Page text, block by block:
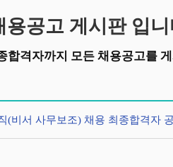
용공고 게시판 입니
합격자까지 모든 채용공고를
(비서 사무보조) 채용 최종합격자